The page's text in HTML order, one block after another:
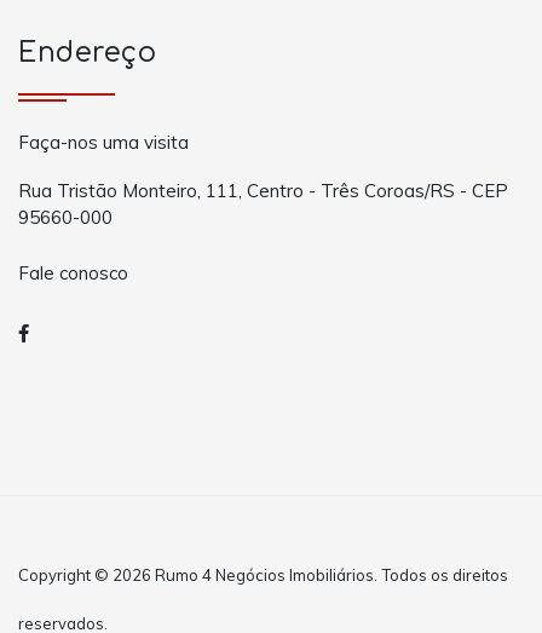
Endereço
Faça-nos uma visita
Rua Tristão Monteiro, 111, Centro - Três Coroas/RS - CEP
95660-000
Fale conosco
Copyright © 2026 Rumo 4 Negócios Imobiliários. Todos os direitos
reservados.